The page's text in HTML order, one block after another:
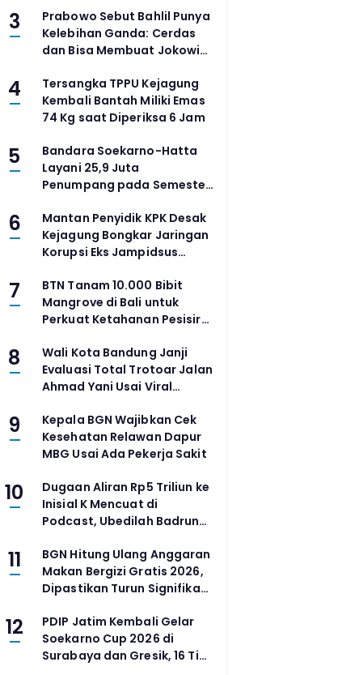
Kenaikan Suku Bunga
3
Prabowo Sebut Bahlil Punya
Kelebihan Ganda: Cerdas
dan Bisa Membuat Jokowi
4
Tersangka TPPU Kejagung
Kembali Bantah Miliki Emas
74 Kg saat Diperiksa 6 Jam
5
Bandara Soekarno-Hatta
Layani 25,9 Juta
Penumpang pada Semester
Asia Tenggara
6
Mantan Penyidik KPK Desak
Kejagung Bongkar Jaringan
Korupsi Eks Jampidsus
7
BTN Tanam 10.000 Bibit
Mangrove di Bali untuk
Perkuat Ketahanan Pesisir
Masyarakat
8
Wali Kota Bandung Janji
Evaluasi Total Trotoar Jalan
Ahmad Yani Usai Viral
Tertabrak Motor
9
Kepala BGN Wajibkan Cek
Kesehatan Relawan Dapur
MBG Usai Ada Pekerja Sakit
10
Dugaan Aliran Rp5 Triliun ke
Inisial K Mencuat di
Podcast, Ubedilah Badrun
Diserahkan ke KPK
11
BGN Hitung Ulang Anggaran
Makan Bergizi Gratis 2026,
Dipastikan Turun Signifikan
12
PDIP Jatim Kembali Gelar
Soekarno Cup 2026 di
Surabaya dan Gresik, 16 Tim